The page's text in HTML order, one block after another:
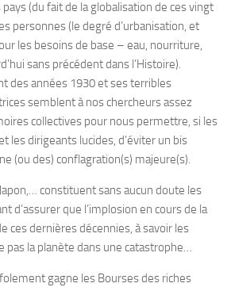
(du fait de la globalisation de ces vingt
personnes (le degré d’urbanisation, et
les besoins de base – eau, nourriture,
sans précédent dans l’Histoire).
des années 1930 et ses terribles
semblent à nos chercheurs assez
collectives pour nous permettre, si les
les dirigeants lucides, d’éviter un bis
(ou des) conflagration(s) majeure(s).
constituent sans aucun doute les
d’assurer que l’implosion en cours de la
ces dernières décennies, à savoir les
pas la planète dans une catastrophe…
gagne les Bourses des riches